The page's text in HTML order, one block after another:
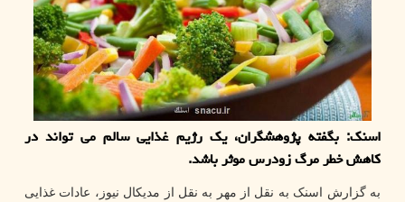
اسنک: بگفته پژوهشگران، یک رژیم غذایی سالم می تواند در
کاهش خطر مرگ زودرس موثر باشد.
به گزارش اسنک به نقل از مهر به نقل از مدیکال نیوز، عادات غذایی